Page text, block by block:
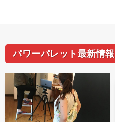
パワーパレット最新情報